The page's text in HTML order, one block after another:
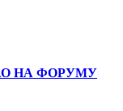
НА ФОРУМУ